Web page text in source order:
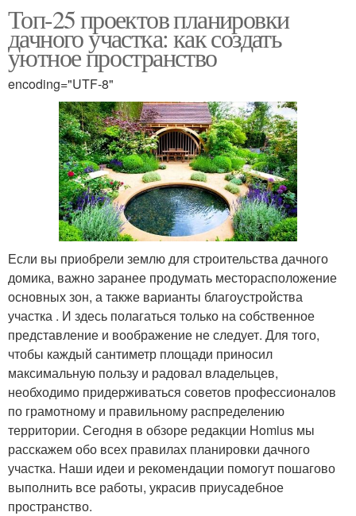
Топ-25 проектов планировки
дачного участка: как создать
уютное пространство
encoding="UTF-8"
Если вы приобрели землю для строительства дачного
домика, важно заранее продумать месторасположение
основных зон, а также варианты благоустройства
участка . И здесь полагаться только на собственное
представление и воображение не следует. Для того,
чтобы каждый сантиметр площади приносил
максимальную пользу и радовал владельцев,
необходимо придерживаться советов профессионалов
по грамотному и правильному распределению
территории. Сегодня в обзоре редакции Homius мы
расскажем обо всех правилах планировки дачного
участка. Наши идеи и рекомендации помогут пошагово
выполнить все работы, украсив приусадебное
пространство.